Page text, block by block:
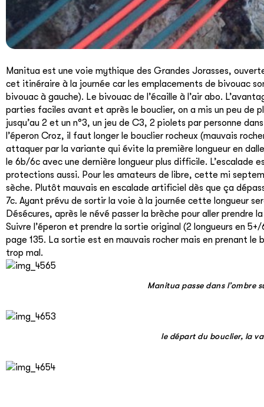
Manitua est une voie mythique des Grandes Jorasses,
cet itinéraire à la journée car les emplacements de bivouac
bivouac à gauche). Le bivouac de l’écaille à l’air abo.
parties faciles avant et après le bouclier, on a mis un peu de
jusqu’au 2 et un n°3, un jeu de C3, 2 piolets par personne
l’éperon Croz, il faut longer le bouclier rocheux (mauvais
attaquer par la variante qui évite la première longueur en
le 6b/6c avec une dernière longueur plus difficile.
protections aussi. Pour les amateurs de libre, cette mi
sèche. Plutôt mauvais en escalade artificiel dès que ça
7c. Ayant prévu de sortir la voie à la journée cette longueur
Désécures, après le névé passer la brèche pour aller
Suivre l’éperon et prendre la sortie original (2 longueurs en
page 135. La sortie est en mauvais rocher mais en prenant
trop mal.
Manitua passe dans l’ombre
le départ du bouclier, la